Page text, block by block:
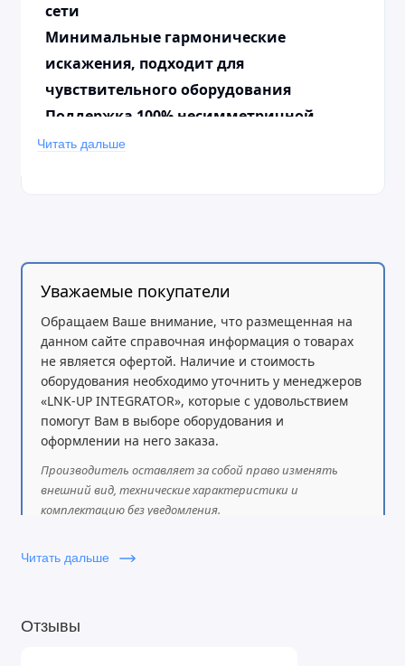
сети
Минимальные гармонические
искажения, подходит для
чувствительного оборудования
Поддержка 100% несимметричной
нагрузки
подключение нескольких групп , каждая
Разъёмы:USB, EPO, RS232, SNMP
(Опционально)
DSP-управление, 100%
микропроцессорный контроль
Защита:автоматические термомагнитные
выключатели для входа, выхода, батареи и
быстродействующие предохранители в
цепях постоянного тока и байпаса,
силовой части, звуковая сигнализация.
Читать дальше
Уважаемые покупатели
Обращаем Ваше внимание, что размещенная на
данном сайте справочная информация о товарах
не является офертой. Наличие и стоимость
оборудования необходимо уточнить у менеджеров
«LNK-UP INTEGRATOR», которые с удовольствием
помогут Вам в выборе оборудования и
оформлении на него заказа.
Производитель оставляет за собой право изменять
внешний вид, технические характеристики и
комплектацию без уведомления.
Читать дальше
Отзывы